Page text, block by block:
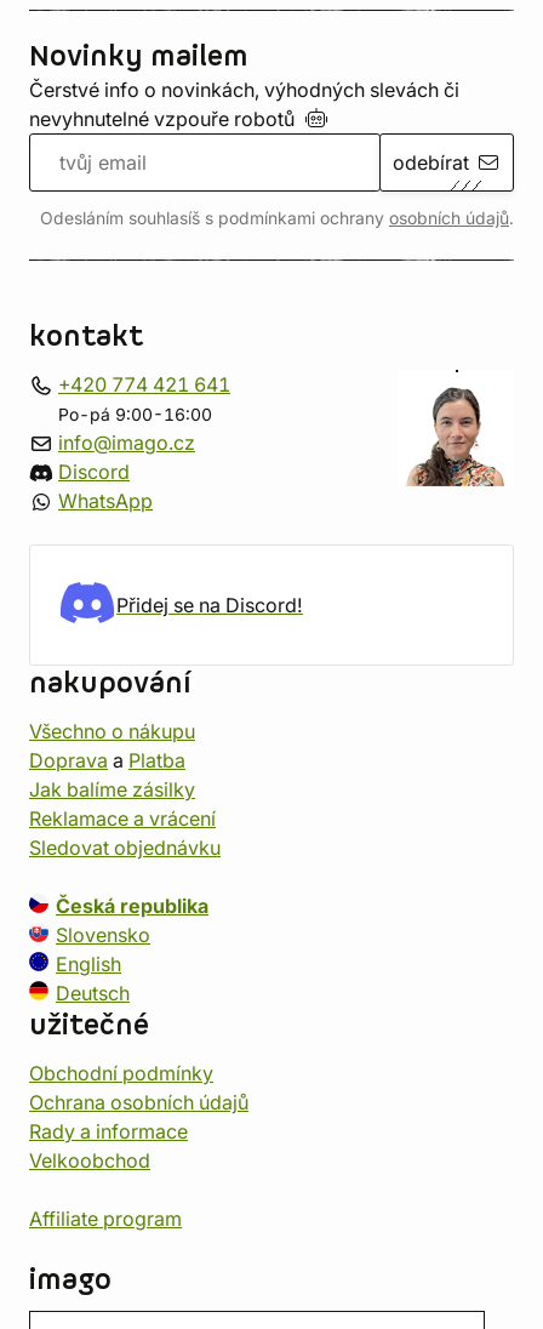
Novinky mailem
Čerstvé info o novinkách, výhodných slevách či
nevyhnutelné vzpouře robotů
odebírat
Odesláním souhlasíš s podmínkami ochrany osobních údajů.
kontakt
+420 774 421 641
Po-pá 9:00-16:00
info@imago.cz
Discord
WhatsApp
Přidej se na Discord!
nakupování
Všechno o nákupu
Doprava a Platba
Jak balíme zásilky
Reklamace a vrácení
Sledovat objednávku
Česká republika
Slovensko
English
Deutsch
užitečné
Obchodní podmínky
Ochrana osobních údajů
Rady a informace
Velkoobchod
Affiliate program
imago